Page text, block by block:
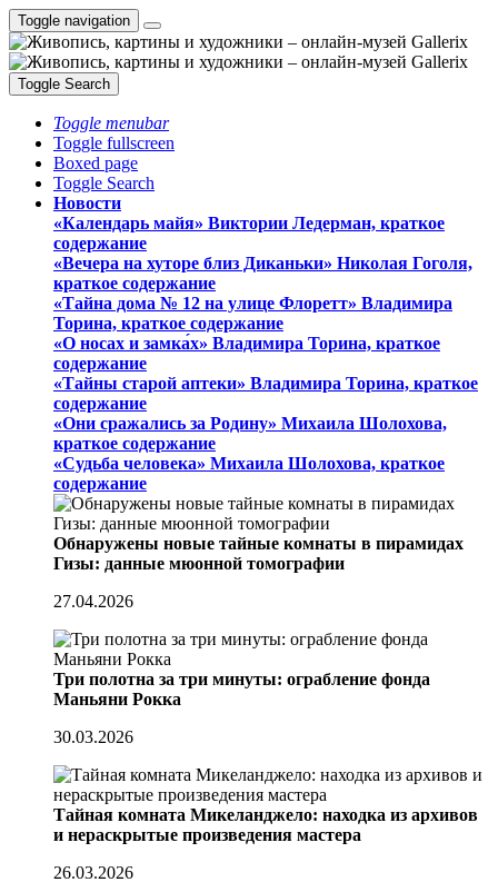
Toggle navigation
Toggle Search
Toggle menubar
Toggle fullscreen
Boxed page
Toggle Search
Новости
«Календарь майя» Виктории Ледерман, краткое
содержание
«Вечера на хуторе близ Диканьки» Николая Гоголя,
краткое содержание
«Тайна дома № 12 на улице Флоретт» Владимира
Торина, краткое содержание
«О носах и замка́х» Владимира Торина, краткое
содержание
«Тайны старой аптеки» Владимира Торина, краткое
содержание
«Они сражались за Родину» Михаила Шолохова,
краткое содержание
«Судьба человека» Михаила Шолохова, краткое
содержание
Обнаружены новые тайные комнаты в пирамидах
Гизы: данные мюонной томографии
27.04.2026
Три полотна за три минуты: ограбление фонда
Маньяни Рокка
30.03.2026
Тайная комната Микеланджело: находка из архивов
и нераскрытые произведения мастера
26.03.2026